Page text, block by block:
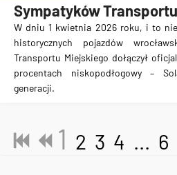
Sympatyków
W dniu 1 kwietnia 2026 roku, i to
historycznych pojazdów
Transportu Miejskiego dołączył
procentach niskopodłogowy –
generacji.
1 2 3 4 ... 6